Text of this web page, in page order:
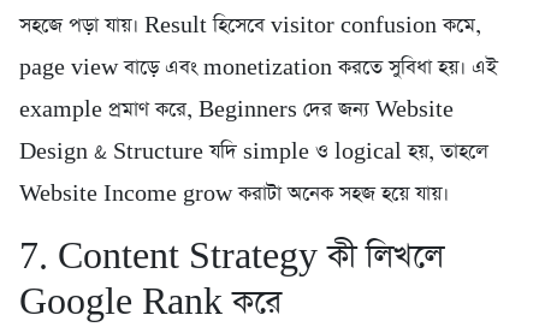
সহজে পড়া যায়। Result হিসেবে visitor confusion কমে,
page view বাড়ে এবং monetization করতে সুবিধা হয়। এই
example প্রমাণ করে, Beginners দের জন্য Website
Design & Structure যদি simple ও logical হয়, তাহলে
Website Income grow করাটা অনেক সহজ হয়ে যায়।
7. Content Strategy কী লিখলে
Google Rank করে